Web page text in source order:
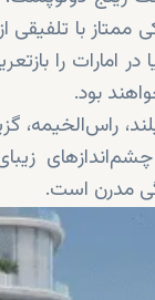
ممتاز با
بود.
راس‌الخیمه،
چشم‌اندازهای
مدرن است.